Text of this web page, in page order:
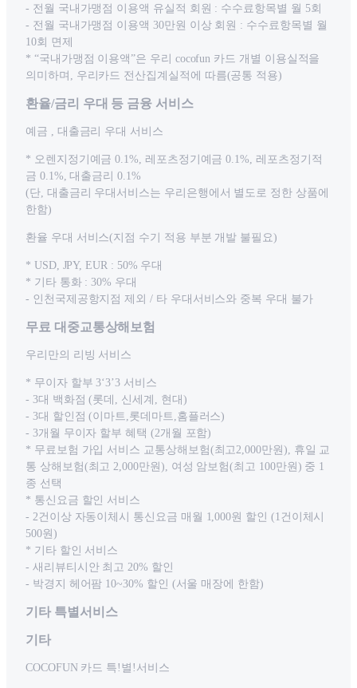
- 전월 국내가맹점 이용액 유실적 회원 : 수수료항목별 월 5회
- 전월 국내가맹점 이용액 30만원 이상 회원 : 수수료항목별 월
10회 면제
* “국내가맹점 이용액”은 우리 cocofun 카드 개별 이용실적을
의미하며, 우리카드 전산집계실적에 따름(공통 적용)
환율/금리 우대 등 금융 서비스
예금 , 대출금리 우대 서비스
* 오렌지정기예금 0.1%, 레포츠정기예금 0.1%, 레포츠정기적
금 0.1%, 대출금리 0.1%
(단, 대출금리 우대서비스는 우리은행에서 별도로 정한 상품에
한함)
환율 우대 서비스(지점 수기 적용 부분 개발 불필요)
* USD, JPY, EUR : 50% 우대
* 기타 통화 : 30% 우대
- 인천국제공항지점 제외 / 타 우대서비스와 중복 우대 불가
무료 대중교통상해보험
우리만의 리빙 서비스
* 무이자 할부 3‘3’3 서비스
- 3대 백화점 (롯데, 신세계, 현대)
- 3대 할인점 (이마트,롯데마트,홈플러스)
- 3개월 무이자 할부 혜택 (2개월 포함)
* 무료보험 가입 서비스 교통상해보험(최고2,000만원), 휴일 교
통 상해보험(최고 2,000만원), 여성 암보험(최고 100만원) 중 1
종 선택
* 통신요금 할인 서비스
- 2건이상 자동이체시 통신요금 매월 1,000원 할인 (1건이체시
500원)
* 기타 할인 서비스
- 새리뷰티시안 최고 20% 할인
- 박경지 헤어팜 10~30% 할인 (서울 매장에 한함)
기타 특별서비스
기타
COCOFUN 카드 특!별!서비스